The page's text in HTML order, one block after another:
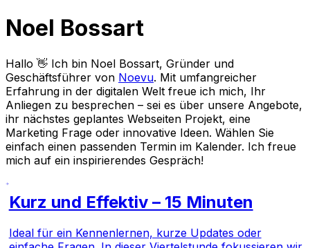
Noel Bossart
Hallo 👋 Ich bin Noel Bossart, Gründer und
Geschäftsführer von Noevu. Mit umfangreicher
Erfahrung in der digitalen Welt freue ich mich, Ihr
Anliegen zu besprechen – sei es über unsere Angebote,
ihr nächstes geplantes Webseiten Projekt, eine
Marketing Frage oder innovative Ideen. Wählen Sie
einfach einen passenden Termin im Kalender. Ich freue
mich auf ein inspirierendes Gespräch!
Kurz und Effektiv – 15 Minuten
Ideal für ein Kennenlernen, kurze Updates oder